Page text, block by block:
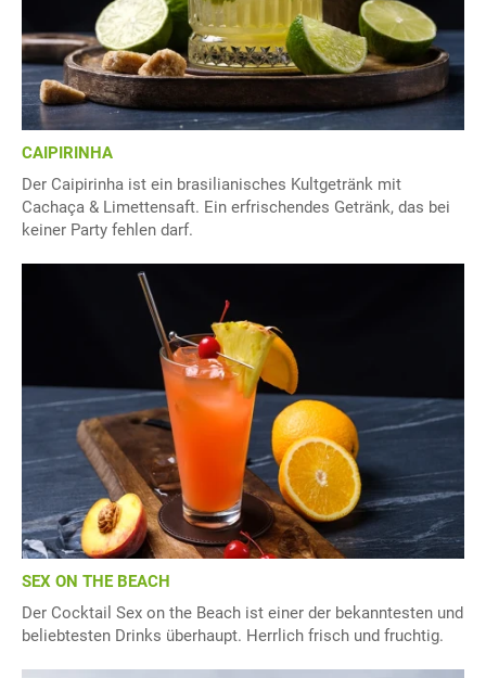
CAIPIRINHA
Der Caipirinha ist ein brasilianisches Kultgetränk mit
Cachaça & Limettensaft. Ein erfrischendes Getränk, das bei
keiner Party fehlen darf.
SEX ON THE BEACH
Der Cocktail Sex on the Beach ist einer der bekanntesten und
beliebtesten Drinks überhaupt. Herrlich frisch und fruchtig.